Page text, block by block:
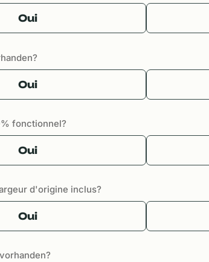
Oui
Oui
fonctionnel?
Oui
d'origine inclus?
Oui